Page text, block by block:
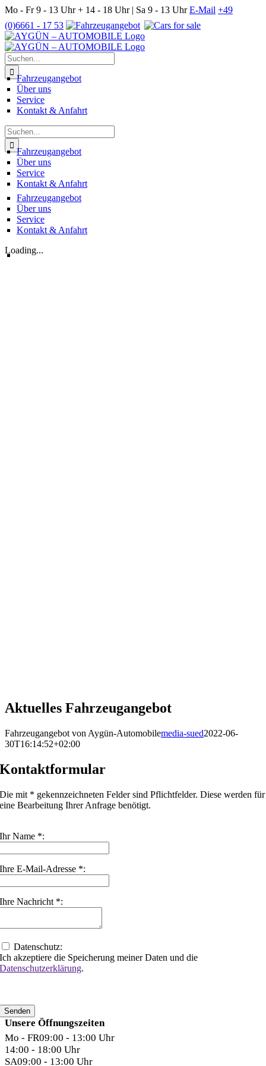
Zum
Inhalt
springen
Mo - Fr 9 - 13 Uhr + 14 - 18 Uhr | Sa 9 - 13 Uhr E-Mail +49
(0)6661 - 17 53
Suche
nach:
Fahrzeugangebot
Über uns
Service
Kontakt & Anfahrt
Suche
nach:
Fahrzeugangebot
Über uns
Service
Kontakt & Anfahrt
Fahrzeugangebot
Über uns
Service
Kontakt & Anfahrt
Loading...
Aktuelles Fahrzeugangebot
Fahrzeugangebot von Aygün-Automobilemedia-sued2022-06-
30T16:14:52+02:00
Kontaktformular
Die mit * gekennzeichneten Felder sind Pflichtfelder. Diese werden für
eine Bearbeitung Ihrer Anfrage benötigt.
Ihr Name *:
Ihre E-Mail-Adresse *:
Ihre Nachricht *:
Datenschutz:
Ich akzeptiere die Speicherung meiner Daten und die
Datenschutzerklärung.
Senden
Unsere Öffnungszeiten
Mo - FR09:00 - 13:00 Uhr
14:00 - 18:00 Uhr
SA09:00 - 13:00 Uhr